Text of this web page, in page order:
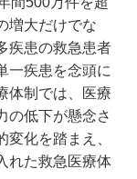
増大だけでな
疾患の救急患者
一疾患を念頭に
体制では、医療
の低下が懸念さ
化を踏まえ、
れた救急医療体